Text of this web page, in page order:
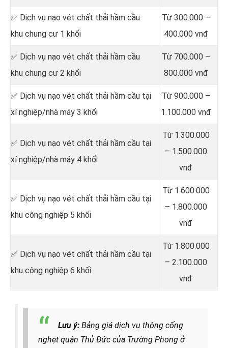
✅ Dịch vụ nạo vét chất thải hầm cầu
khu chung cư 1 khối
Từ 300.000 –
400.000 vnđ
✅ Dịch vụ nạo vét chất thải hầm cầu
khu chung cư 2 khối
Từ 700.000 –
800.000 vnđ
✅ Dịch vụ nạo vét chất thải hầm cầu tại
xí nghiệp/nhà máy 3 khối
Từ 900.000 –
1.100.000 vnđ
✅ Dịch vụ nạo vét chất thải hầm cầu tại
xí nghiệp/nhà máy 4 khối
Từ 1.300.000
– 1.500.000
vnđ
✅ Dịch vụ nạo vét chất thải hầm cầu tại
khu công nghiệp 5 khối
Từ 1.600.000
– 1.800.000
vnđ
✅ Dịch vụ nạo vét chất thải hầm cầu tại
khu công nghiệp 6 khối
Từ 1.800.000
– 2.100.000
vnđ
Lưu ý: Bảng giá dịch vụ thông cống
nghẹt quận Thủ Đức của Trường Phong ở